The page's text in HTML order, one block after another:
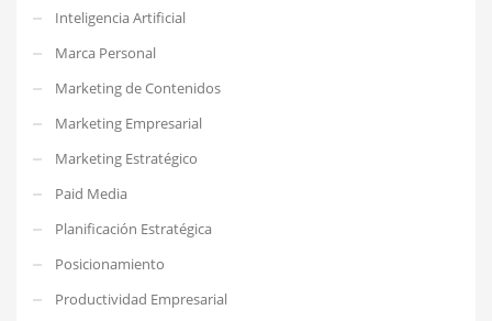
Inteligencia Artificial
Marca Personal
Marketing de Contenidos
Marketing Empresarial
Marketing Estratégico
Paid Media
Planificación Estratégica
Posicionamiento
Productividad Empresarial